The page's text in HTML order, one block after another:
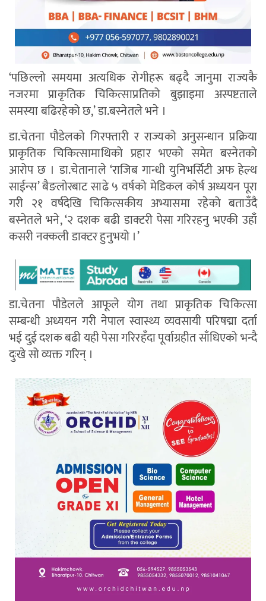
‘पछिल्लो समयमा अत्यधिक रोगीहरू बढ्दै जानुमा राज्यकै
नजरमा प्राकृतिक चिकित्साप्रतिको बुझाइमा अस्पष्टताले
समस्या बढिरहेको छ,’ डा.बस्नेतले भने ।
डा.चेतना पौडेलको गिरफ्तारी र राज्यको अनुसन्धान प्रक्रिया
प्राकृतिक चिकित्सामाथिको प्रहार भएको समेत बस्नेतको
आरोप छ । डा.चेतानाले ‘राजिब गान्धी युनिभर्सिटी अफ हेल्थ
साईन्स’ बैङलोरबाट साढे ५ वर्षको मेडिकल कोर्ष अध्ययन पूरा
गरी २१ वर्षदेखि चिकित्सकीय अभ्यासमा रहेको बताउँदै
बस्नेतले भने, ‘२ दशक बढी डाक्टरी पेसा गरिरहनु भएकी उहाँ
कसरी नक्कली डाक्टर हुनुभयो ।’
डा.चेतना पौडेलले आफूले योग तथा प्राकृतिक चिकित्सा
सम्बन्धी अध्ययन गरी नेपाल स्वास्थ्य व्यवसायी परिषद्मा दर्ता
भई दुई दशक बढी यही पेसा गरिरहँदा पूर्वाग्रहीत साँधिएको भन्दै
दुःखे सो व्यक्त गरिन् ।